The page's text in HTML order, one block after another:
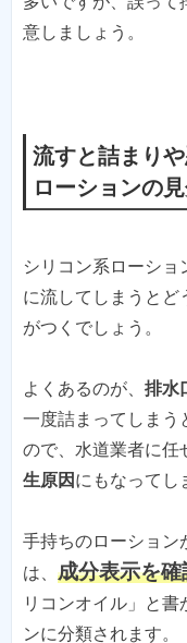
意しましょう。
流すと詰まり
ローションの
シリコン系ローショ
に流してしまうとど
がつくでしょう。
よくあるのが、 排水
一度詰まってしまう
ので、水道業者に任
生原因 にもなってし
手持ちのローション
は、 成分表示を
リコンオイル」と書
ンに分類されます。